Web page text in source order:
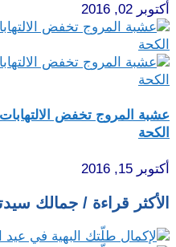
أكتوبر 02, 2016
عشبة المروج تخفض
الكحة
أكتوبر 15, 2016
الأكثر قراءة / جمالك